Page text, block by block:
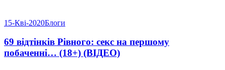
15-Кві-2020Блоги
69 відтінків Рівного: секс на першому
побаченні… (18+) (ВІДЕО)